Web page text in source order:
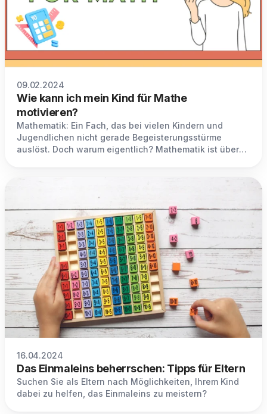
09.02.2024
Wie kann ich mein Kind für Mathe
motivieren?
Mathematik: Ein Fach, das bei vielen Kindern und
Jugendlichen nicht gerade Begeisterungsstürme
auslöst. Doch warum eigentlich? Mathematik ist überall
16.04.2024
Das Einmaleins beherrschen: Tipps für Eltern
Suchen Sie als Eltern nach Möglichkeiten, Ihrem Kind
dabei zu helfen, das Einmaleins zu meistern?